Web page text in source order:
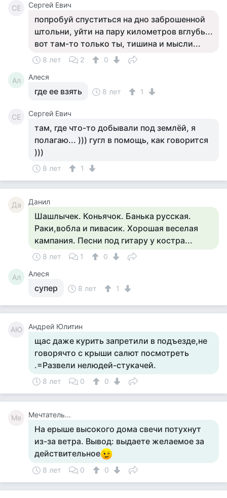
СЕ Сергей Евич
попробуй спуститься на дно заброшенной
штольни, уйти на пару километров вглубь...
вот там-то только ты, тишина и мысли...
8 лет 2 0
Ал Алеся
где ее взять 8 лет 1
СЕ Сергей Евич
там, где что-то добывали под землёй, я
полагаю... ))) гугл в помощь, как говорится
)))
8 лет 1
Да Данил
Шашлычек. Коньячок. Банька русская.
Раки,вобла и пивасик. Хорошая веселая
кампания. Песни под гитару у костра...
8 лет 1 0
Ал Алеся
супер 8 лет 1
АЮ Андрей Юлитин
щас даже курить запретили в подъезде,не
говорячто с крыши салют посмотреть
.=Развели нелюдей-стукачей.
8 лет 0 0
Ме Мечтатель...
На ерыше высокого дома свечи потухнут
из-за ветра. Вывод: выдаете желаемое за
действительное
8 лет 0 0